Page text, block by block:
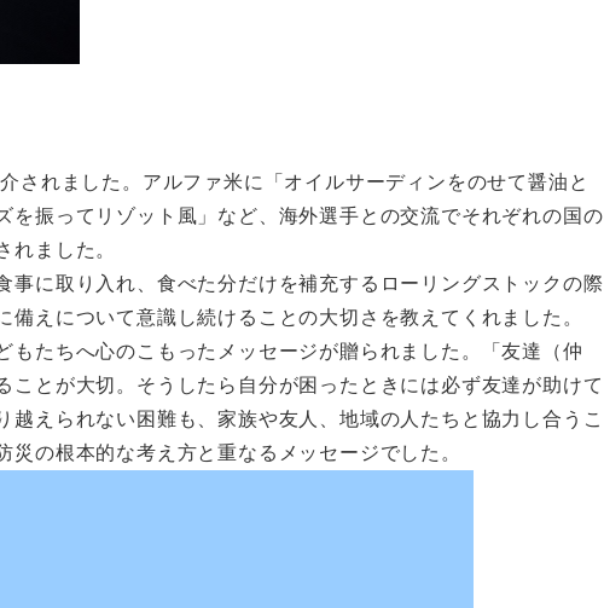
されました。アルファ米に「オイルサーディンをのせて醤油と
振ってリゾット風」など、海外選手との交流でそれぞれの国の
れました。
に取り入れ、食べた分だけを補充するローリングストックの際
えについて意識し続けることの大切さを教えてくれました。
たちへ心のこもったメッセージが贈られました。「友達（仲
とが大切。そうしたら自分が困ったときには必ず友達が助けて
えられない困難も、家族や友人、地域の人たちと協力し合うこ
の根本的な考え方と重なるメッセージでした。